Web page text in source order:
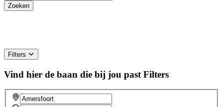
Filters
Vind hier de baan die bij jou past Filters